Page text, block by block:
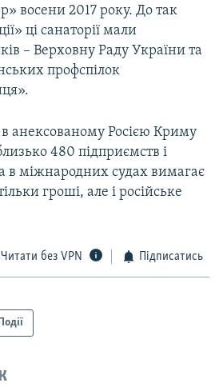
восени 2017 року. До так
ці санаторії мали
– Верховну Раду України та
профспілок
в анексованому Росією Криму
480 підприємств і
в міжнародних судах вимагає
гроші, але і російське
Читати без VPN Підписатись